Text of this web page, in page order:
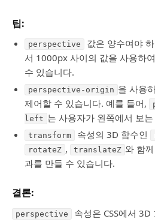
팁:
perspective
값은 양수여야
서 1000px 사이의 값을 사용하
수 있습니다.
perspective-origin 을 사용
제어할 수 있습니다. 예를 들어,
left 는 사용자가 왼쪽에서 보
transform 속성의 3D 함수인
rotateZ , translateZ 와 함
과를 만들 수 있습니다.
결론:
perspective
속성은 CSS에서